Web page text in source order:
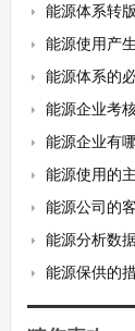
能源体系转
能源使用产
能源体系的
能源企业考
能源企业有
能源使用的
能源公司的
能源分析数
能源保供的